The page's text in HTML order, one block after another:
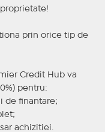
proprietate!
prin orice tip de
Credit Hub va
pentru:
de finantare;
achizitiei.